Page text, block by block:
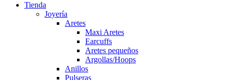
Tienda
Joyería
Aretes
Maxi Aretes
Earcuffs
Aretes pequeños
Argollas/Hoops
Anillos
Pulseras